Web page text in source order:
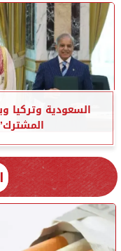
السعودية وتركيا